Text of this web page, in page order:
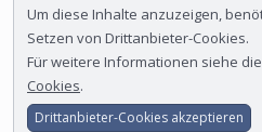
Um diese Inhalte anzuzeigen,
Setzen von Drittanbieter-Cookies.
Für weitere Informationen siehe
Cookies.
Drittanbieter-Cookies akzeptieren